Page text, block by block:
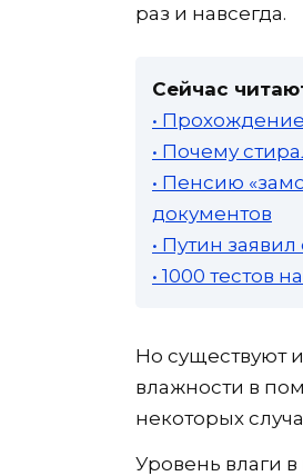
раз и навсегда.
Сейчас
•
• Почему
• Пенсию
документов
• Путин
• 1000 тестов
Но существуют
влажности в
некоторых
Уровень влаги